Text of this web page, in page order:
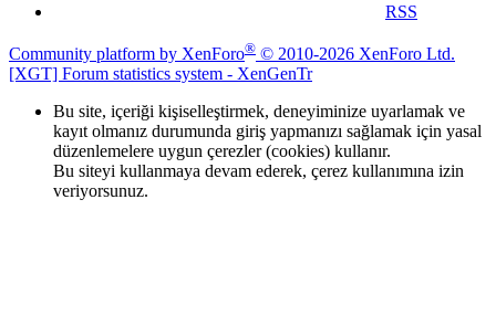
RSS
Community platform by XenForo® © 2010-2026 XenForo Ltd.
[XGT] Forum statistics system - XenGenTr
Bu site, içeriği kişiselleştirmek, deneyiminize uyarlamak ve
kayıt olmanız durumunda giriş yapmanızı sağlamak için yasal
düzenlemelere uygun çerezler (cookies) kullanır.
Bu siteyi kullanmaya devam ederek, çerez kullanımına izin
veriyorsunuz.